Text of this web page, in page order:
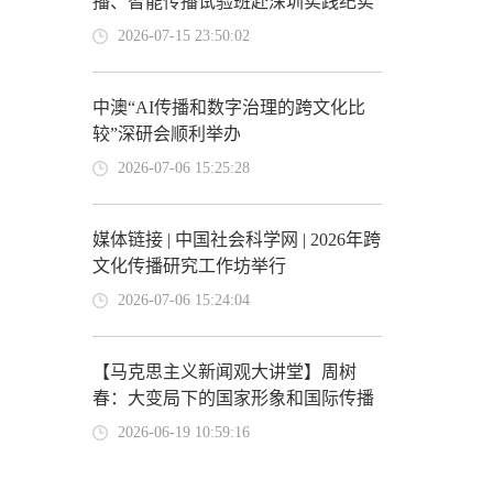
2026-07-15 23:50:02
中澳“AI传播和数字治理的跨文化比
较”深研会顺利举办
2026-07-06 15:25:28
媒体链接 | 中国社会科学网 | 2026年跨
文化传播研究工作坊举行
2026-07-06 15:24:04
【马克思主义新闻观大讲堂】周树
春：大变局下的国家形象和国际传播
2026-06-19 10:59:16